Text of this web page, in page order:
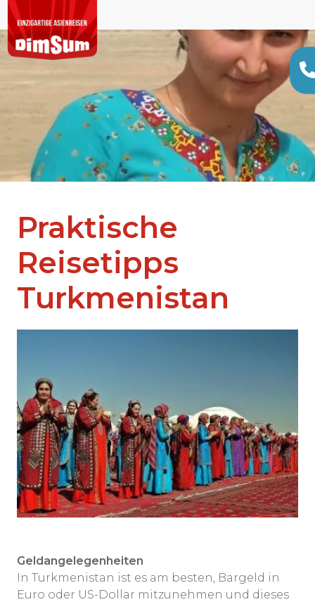
Praktische
Reisetipps
Turkmenistan
Geldangelegenheiten
In Turkmenistan ist es am besten, Bargeld in
Euro oder US-Dollar mitzunehmen und dieses